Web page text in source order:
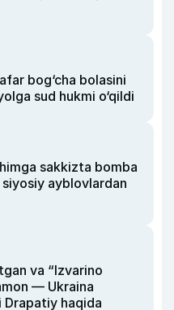
bog‘cha bolasini
sud hukmi o‘qildi
sakkizta bomba
siyosiy ayblovlardan
va “Izvarino
— Ukraina
Drapatiy haqida